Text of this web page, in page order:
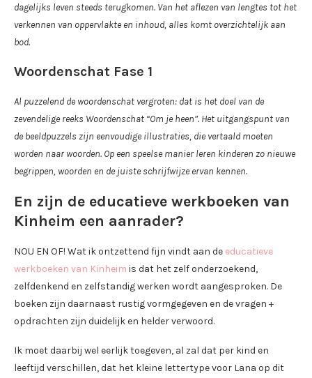
dagelijks leven steeds terugkomen. Van het aflezen van lengtes tot het
verkennen van oppervlakte en inhoud, alles komt overzichtelijk aan
bod.
Woordenschat Fase 1
Al puzzelend de woordenschat vergroten: dat is het doel van de
zevendelige reeks Woordenschat “Om je heen”. Het uitgangspunt van
de beeldpuzzels zijn eenvoudige illustraties, die vertaald moeten
worden naar woorden. Op een speelse manier leren kinderen zo nieuwe
begrippen, woorden en de juiste schrijfwijze ervan kennen.
En zijn de educatieve werkboeken van
Kinheim een aanrader?
NOU EN OF! Wat ik ontzettend fijn vindt aan de educatieve
werkboeken van Kinheim is dat het zelf onderzoekend,
zelfdenkend en zelfstandig werken wordt aangesproken. De
boeken zijn daarnaast rustig vormgegeven en de vragen +
opdrachten zijn duidelijk en helder verwoord.
Ik moet daarbij wel eerlijk toegeven, al zal dat per kind en
leeftijd verschillen, dat het kleine lettertype voor Lana op dit